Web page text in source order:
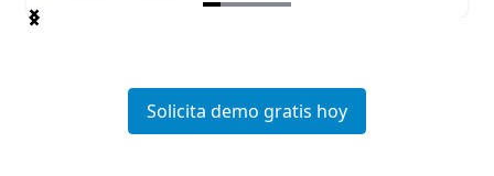
Item
Solicita demo gratis hoy